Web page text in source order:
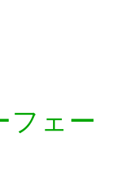
フェー